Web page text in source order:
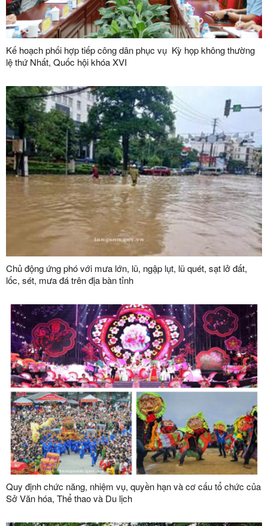
Kế hoạch phối hợp tiếp công dân phục vụ Kỳ họp không thường
lệ thứ Nhất, Quốc hội khóa XVI
Chủ động ứng phó với mưa lớn, lũ, ngập lụt, lũ quét, sạt lở đất,
lốc, sét, mưa đá trên địa bàn tỉnh
Quy định chức năng, nhiệm vụ, quyền hạn và cơ cấu tổ chức của
Sở Văn hóa, Thể thao và Du lịch